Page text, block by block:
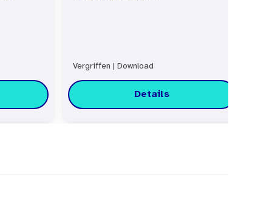
Vergriffen | Download
Details